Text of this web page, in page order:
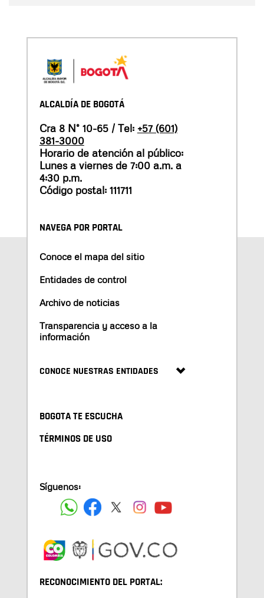
ALCALDÍA DE BOGOTÁ
Cra 8 N° 10-65 / Tel: +57 (601)
381-3000
Horario de atención al público:
Lunes a viernes de 7:00 a.m. a
4:30 p.m.
Código postal: 111711
NAVEGA POR PORTAL
Conoce el mapa del sitio
Entidades de control
Archivo de noticias
Transparencia y acceso a la
información
CONOCE NUESTRAS ENTIDADES
BOGOTA TE ESCUCHA
TÉRMINOS DE USO
Síguenos:
RECONOCIMIENTO DEL PORTAL: